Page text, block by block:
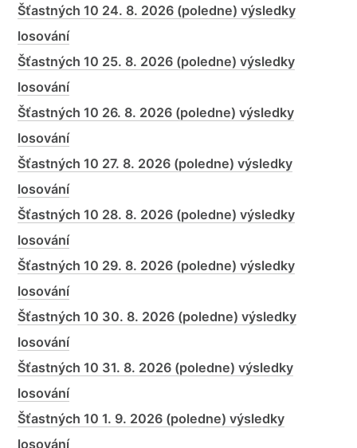
Šťastných 10 24. 8. 2026 (poledne) výsledky
losování
Šťastných 10 25. 8. 2026 (poledne) výsledky
losování
Šťastných 10 26. 8. 2026 (poledne) výsledky
losování
Šťastných 10 27. 8. 2026 (poledne) výsledky
losování
Šťastných 10 28. 8. 2026 (poledne) výsledky
losování
Šťastných 10 29. 8. 2026 (poledne) výsledky
losování
Šťastných 10 30. 8. 2026 (poledne) výsledky
losování
Šťastných 10 31. 8. 2026 (poledne) výsledky
losování
Šťastných 10 1. 9. 2026 (poledne) výsledky
losování